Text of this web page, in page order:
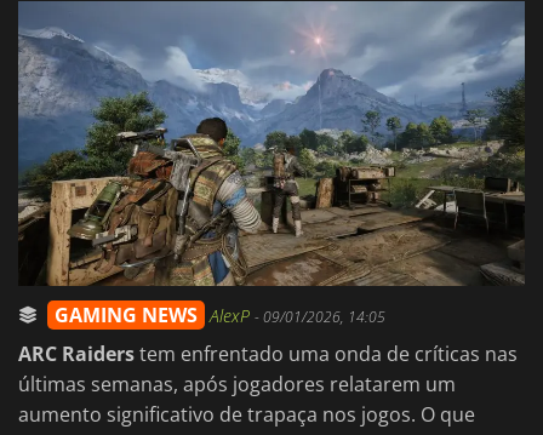
ENTRAR OU REGISTAR
GAMING NEWS AlexP -09/01/2026, 14:05
ARC Raiderstem enfrentado uma onda de críticas nas
últimas semanas, após jogadores relatarem um
aumento significativo de trapaça nos jogos. O que